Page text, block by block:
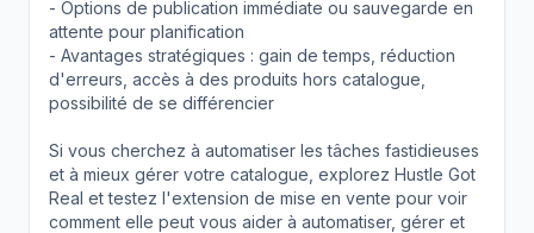
- Options de publication immédiate ou sauvegarde en
attente pour planification
- Avantages stratégiques : gain de temps, réduction
d'erreurs, accès à des produits hors catalogue,
possibilité de se différencier
Si vous cherchez à automatiser les tâches fastidieuses
et à mieux gérer votre catalogue, explorez Hustle Got
Real et testez l'extension de mise en vente pour voir
comment elle peut vous aider à automatiser, gérer et